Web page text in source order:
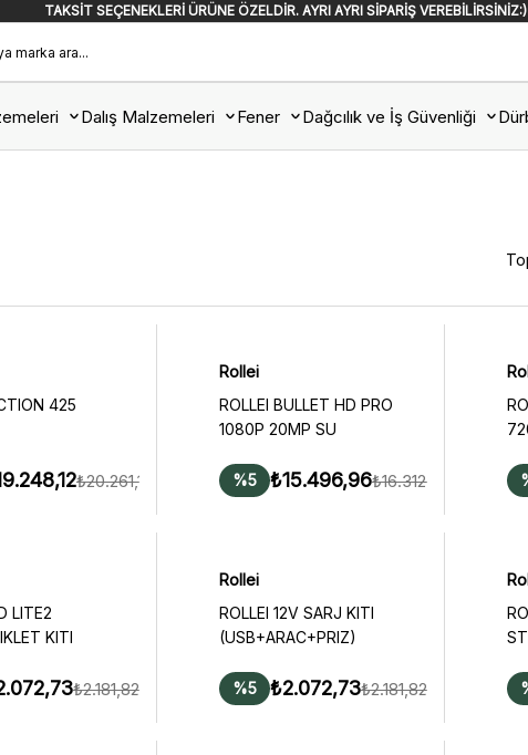
TAKSİT SEÇENEKLERİ ÜRÜNE ÖZELDİR. AYRI AYRI SİPARİŞ VEREBİLİRSİNİZ:)
Dalış Malzemeleri Fener Dağcılık ve İş Güvenliği
425
₺20.261,18
Rollei
ROLLEI BULLET HD PRO
1080P 20MP SU
%5
₺15.496,96₺16.312,59
LITE2
KITI
₺2.181,82
Rollei
ROLLEI 12V SARJ KITI
(USB+ARAC+PRIZ)
%5 ₺2.072,73₺2.181,82